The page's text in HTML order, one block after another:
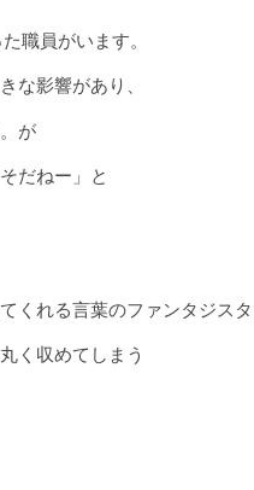
職員がいます。
な影響があり、
が
だねー」と
くれる言葉のファンタジスタ
く収めてしまう